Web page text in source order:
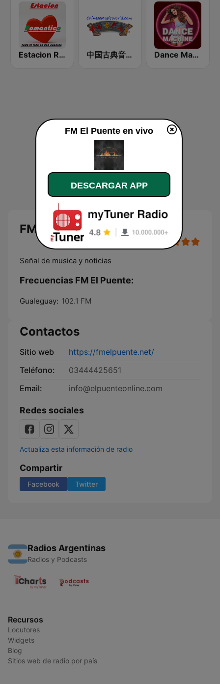
Estacion Romantica Radio 中国古典音乐在线 (Chinese Classical) Dance Machine
FM El Puente en vivo
Señal de musica y noticias
Frecuencias FM El Puente:
Gualeguay: 102.1 FM
Contactos
Sitio web
https://fmelpuente.net/
Teléfono:
03444425651
Email:
info@elpuenteonline.com
Redes sociales
Actualiza esta información de radio
Compartir
Facebook Twitter
Radios Argentinas
Radios y Podcasts
Recursos
Locutores
Widgets
Blog
Sitios web de radio por país
FM El Puente en vivo
DESCARGAR APP